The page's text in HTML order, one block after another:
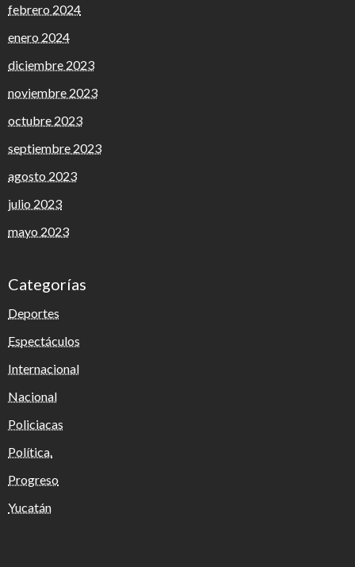
febrero 2024
enero 2024
diciembre 2023
noviembre 2023
octubre 2023
septiembre 2023
agosto 2023
julio 2023
mayo 2023
Categorías
Deportes
Espectáculos
Internacional
Nacional
Policiacas
Política.
Progreso
Yucatán